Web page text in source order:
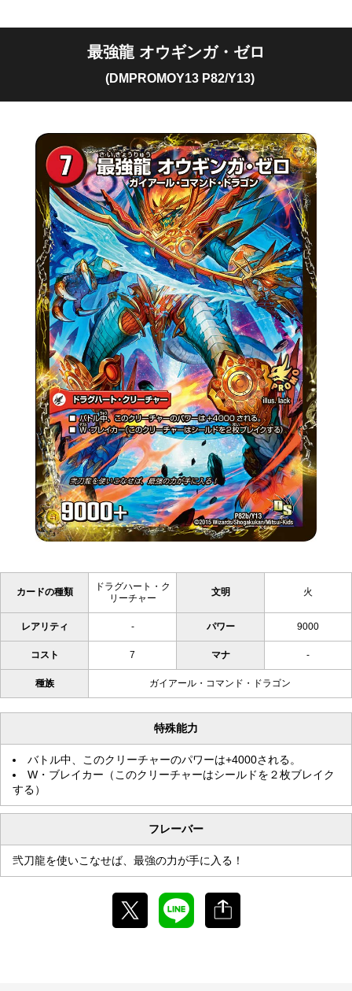
最強龍 オウギンガ・ゼロ
(DMPROMOY13 P82/Y13)
カードの種類
ドラグハート・ク
リーチャー
文明 火
レアリティ - パワー 9000
コスト 7 マナ -
種族 ガイアール・コマンド・ドラゴン
特殊能力
バトル中、このクリーチャーのパワーは+4000される。
W・ブレイカー（このクリーチャーはシールドを２枚ブレイク
する）
フレーバー
弐刀龍を使いこなせば、最強の力が手に入る！